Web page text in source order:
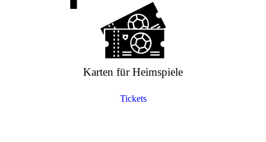
Karten für Heimspiele
Tickets